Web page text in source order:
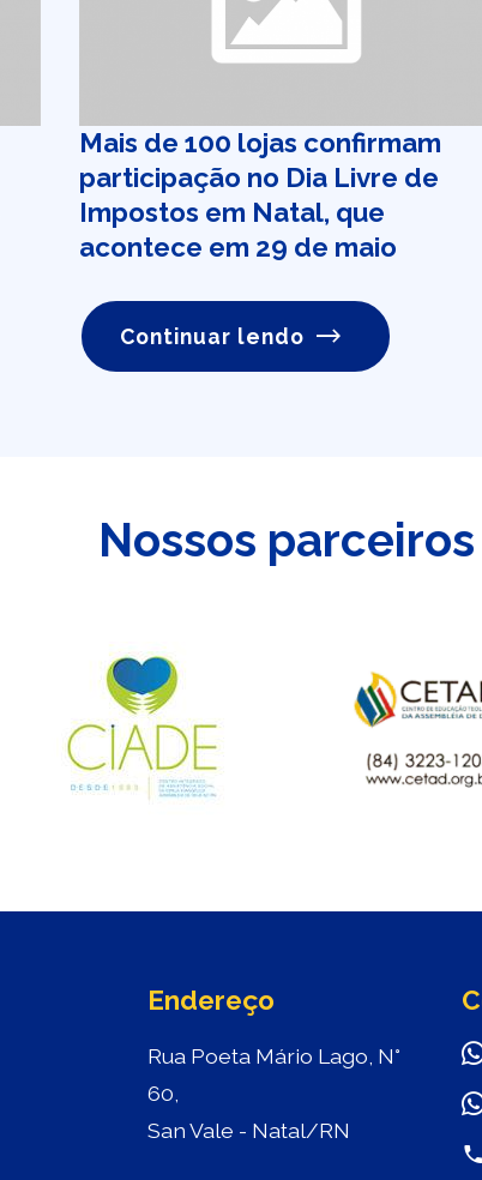
Mais de 100 lojas confirmam
participação no Dia Livre de
Impostos em Natal, que
acontece em 29 de maio
Continuar lendo
Nossos parceiros
Endereço
Rua Poeta Mário Lago, N°
60,
San Vale - Natal/RN